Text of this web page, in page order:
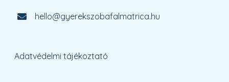
hello@gyerekszobafalmatrica.hu
Adatvédelmi tájékoztató